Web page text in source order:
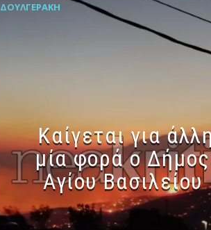
ΔΟΥΛΓΕΡΆΚΗ
Καίγεται για
μία φορά ο Δήμος
Αγίου Βασιλείου